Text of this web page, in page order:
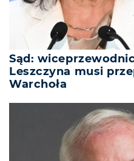
Sąd:
Leszczyna musi
Warchoła